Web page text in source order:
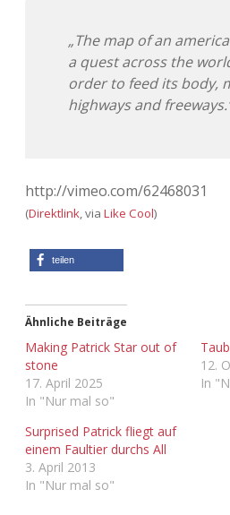
Visuelles
„The map of an
a quest across the
order to feed its body,
highways and
http://vimeo.com/62468031
(Direktlink, via Like Cool)
teilen
Ähnliche Beiträge
Making Patrick Star out of
stone
17. April 2025
In "Nur mal so"
12.
In
Surprised Patrick fliegt auf
einem Faultier durchs All
3. April 2013
In "Nur mal so"